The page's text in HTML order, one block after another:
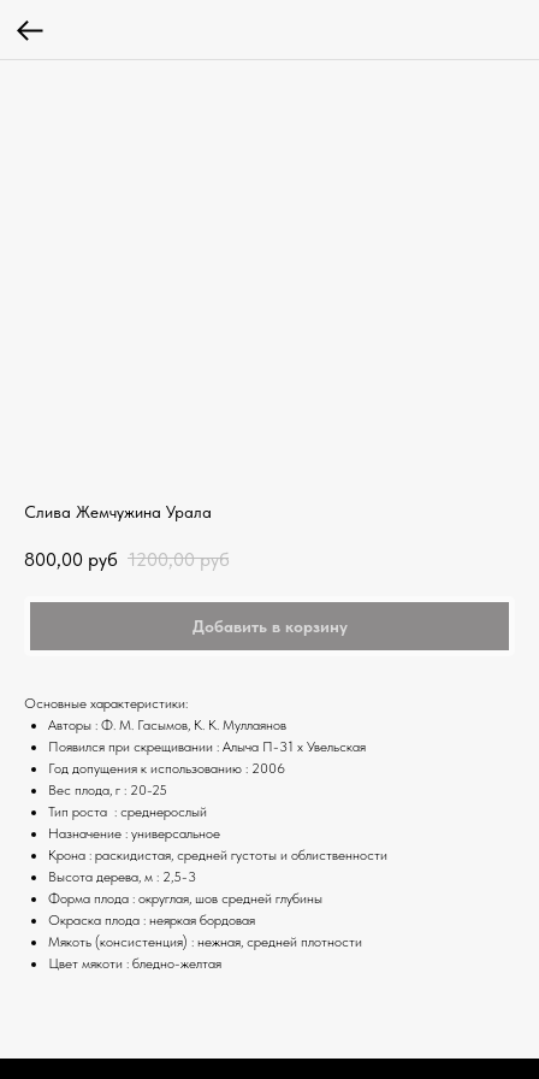
Слива Жемчужина Урала
800,00 руб 1200,00 руб
Добавить в корзину
Основные характеристики:
Авторы : Ф. М. Гасымов, К. К. Муллаянов
Появился при скрещивании : Алыча П-31 х Увельская
Год допущения к использованию : 2006
Вес плода, г : 20-25
Тип роста : среднерослый
Назначение : универсальное
Крона : раскидистая, средней густоты и облиственности
Высота дерева, м : 2,5-3
Форма плода : округлая, шов средней глубины
Окраска плода : неяркая бордовая
Мякоть (консистенция) : нежная, средней плотности
Цвет мякоти : бледно-желтая